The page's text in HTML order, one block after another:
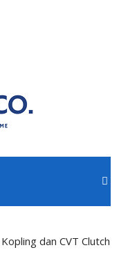
dan CVT Clutch